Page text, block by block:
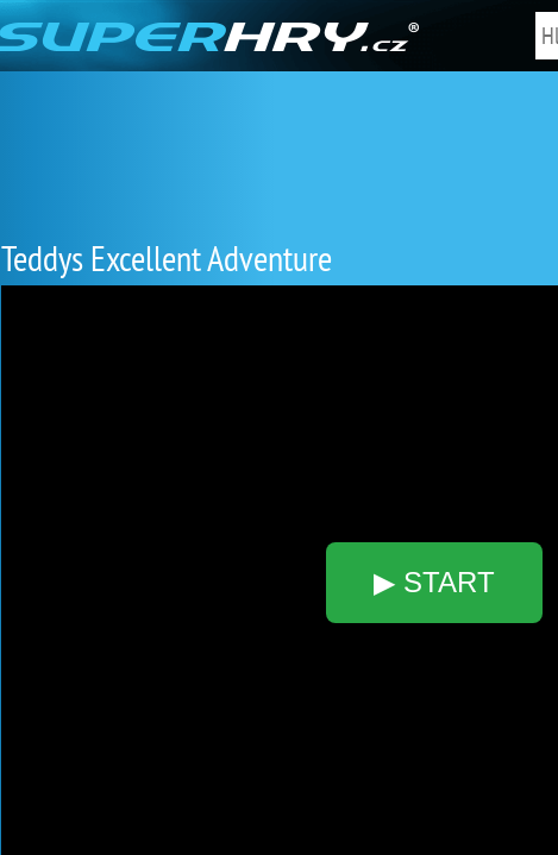
Teddys Excellent Adventure
▶ START